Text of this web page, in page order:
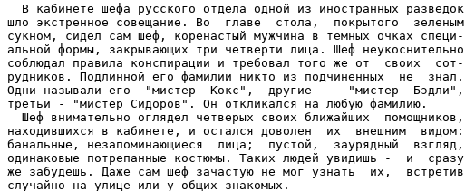
  В кабинете шефа русского отдела одной из иностранных разведок
шло экстренное совещание. Во  главе  стола,  покрытого  зеленым
сукном, сидел сам шеф, коренастый мужчина в темных очках специ-
альной формы, закрывающих три четверти лица. Шеф неукоснительно
соблюдал правила конспирации и требовал того же от  своих  сот-
рудников. Подлинной его фамилии никто из подчиненных  не  знал.
Одни называли его  "мистер  Кокс",  другие  -  "мистер  Бэдли",
третьи - "мистер Сидоров". Он откликался на любую фамилию.
  Шеф внимательно оглядел четверых своих ближайших  помощников,
находившихся в кабинете, и остался доволен  их  внешним  видом:
банальные, незапоминающиеся  лица;  пустой,  заурядный  взгляд,
одинаковые потрепанные костюмы. Таких людей увидишь -  и  сразу
же забудешь. Даже сам шеф зачастую не мог узнать  их,  встретив
случайно на улице или у общих знакомых.